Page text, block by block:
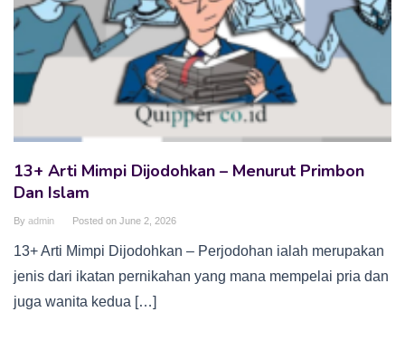
13+ Arti Mimpi Dijodohkan – Menurut Primbon
Dan Islam
By admin Posted on June 2, 2026
13+ Arti Mimpi Dijodohkan – Perjodohan ialah merupakan
jenis dari ikatan pernikahan yang mana mempelai pria dan
juga wanita kedua […]